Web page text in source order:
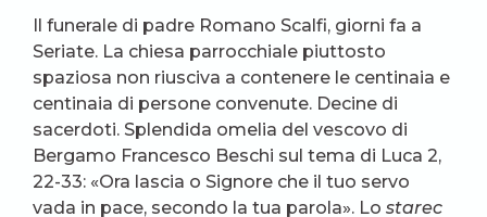
Il funerale di padre Romano Scalfi, giorni fa a
Seriate. La chiesa parrocchiale piuttosto
spaziosa non riusciva a contenere le centinaia e
centinaia di persone convenute. Decine di
sacerdoti. Splendida omelia del vescovo di
Bergamo Francesco Beschi sul tema di Luca 2,
22-33: «Ora lascia o Signore che il tuo servo
vada in pace, secondo la tua parola». Lo starec